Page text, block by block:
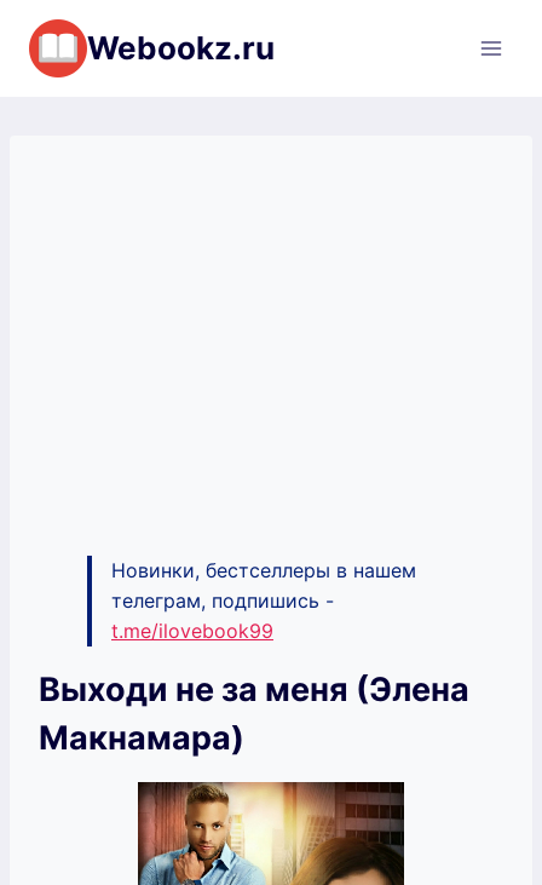
Перейти
содержимому
Webookz.ru
Новинки, бестселлеры в нашем
телеграм, подпишись -
t.me/ilovebook99
Выходи не за меня (Элена
Макнамара)